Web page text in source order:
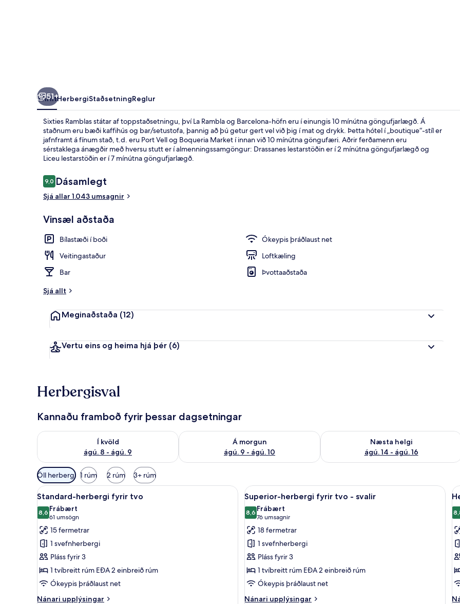
51+
YfirlitHerbergiStaðsetningReglur
Sixties Ramblas státar af toppstaðsetningu, því La Rambla og Barcelona-höfn eru í einungis 10 mínútna göngufjarlægð. Á
staðnum eru bæði kaffihús og bar/setustofa, þannig að þú getur gert vel við þig í mat og drykk. Þetta hótel í „boutique“-stíl er
jafnframt á fínum stað, t.d. eru Port Vell og Boqueria Market í innan við 10 mínútna göngufæri. Aðrir ferðamenn eru
sérstaklega ánægðir með hversu stutt er í almenningssamgöngur: Drassanes lestarstöðin er í 2 mínútna göngufjarlægð og
Liceu lestarstöðin er í 7 mínútna göngufjarlægð.
Umsagnir
9,09,0 af 10
Dásamlegt
Sjá allar 1.043 umsagnir
Vinsæl aðstaða
Bílastæði í boði
Ókeypis þráðlaust net
Veitingastaður
Loftkæling
Bar
Þvottaaðstaða
Sjá allt
Meginaðstaða (12)
Vertu eins og heima hjá þér (6)
Herbergisval
Kannaðu framboð fyrir þessar dagsetningar
Í kvöld
ágú. 8 - ágú. 9
Athuga framboð í kvöld ágú. 8 - ágú. 9
Á morgun
ágú. 9 - ágú. 10
Athuga framboð á morgun ágú. 9 - ágú. 10
Næsta helgi
ágú. 14 - ágú. 16
Athuga framboð næstu helgi ágú. 14 -
Síur
í
boði
fyrir
herbergi
Öll herbergi 1 rúm 2 rúm 3+ rúm
Skoða
allar
myndir
fyrir
Standard-
herbergi
fyrir
tvo
Standard-herbergi fyrir tvo | Öryggishólf í herbergi, straujárn/strauborð, ókeypis þráðlaus nettenging
6
Standard-herbergi fyrir tvo
8,68,6 af 10
Frábært
61 umsögn
(61
umsögn)
15 fermetrar
1 svefnherbergi
Pláss fyrir 3
1 tvíbreitt rúm EÐA 2 einbreið rúm
Ókeypis þráðlaust net
Nánari upplýsingar
Nánari
Skoða
allar
myndir
fyrir
Superior-
herbergi
fyrir
tvo
-
svalir
Superior-herbergi fyrir tvo - svalir |
7
Superior-herbergi fyrir tvo - svalir
8,68,6 af 10
Frábært
76 umsagnir
(76
umsagnir)
18 fermetrar
1 svefnherbergi
Pláss fyrir 3
1 tvíbreitt rúm EÐA 2 einbreið rúm
Ókeypis þráðlaust net
Nánari upplýsingar
Nánari